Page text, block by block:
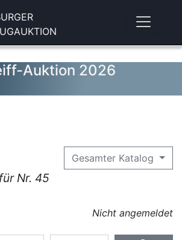
Auktion 2026
Gesamter Katalog
Nr. 45
Nicht angemeldet